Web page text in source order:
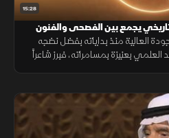
15:28
يجمع بين الفصحى والفنون
العالية منذ بداياته بفضل نضجه
العلمي بعنيزة بمسامراته، فبرز شاعراً